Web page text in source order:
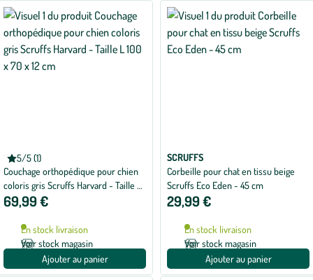
5/5 (1)
Note
moyenne
de
5
sur
5
SCRUFFS
Couchage orthopédique pour chien
coloris gris Scruffs Harvard - Taille L
100 x 70 x 12 cm
69,99 €
En stock livraison
Voir stock magasin
Ajouter au panier
SCRUFFS
Corbeille pour chat en tissu beige
Scruffs Eco Eden - 45 cm
29,99 €
En stock livraison
Voir stock magasin
Ajouter au panier